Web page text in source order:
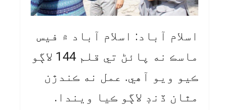
اسلام آباد: اسلام آباد ۾ فيس
ماسڪ نه پائڻ تي قلم 144 لاڳو
ڪيو ويو آهي. عمل نه ڪندڙن
مٿان ڏنڊ لاڳو ڪيا ويندا.